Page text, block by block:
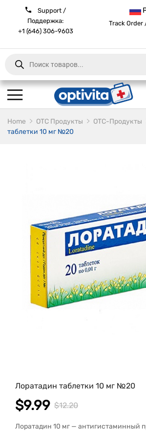
Support /
Поддержка:
+1 (646) 306-9603
Track Order
Products
search
Home ОТС Продукты OTC-Продукты
таблетки 10 мг №20
Лоратадин таблетки 10 мг №20
$12.20
$9.99
Лоратадин 10 мг — антигистаминный